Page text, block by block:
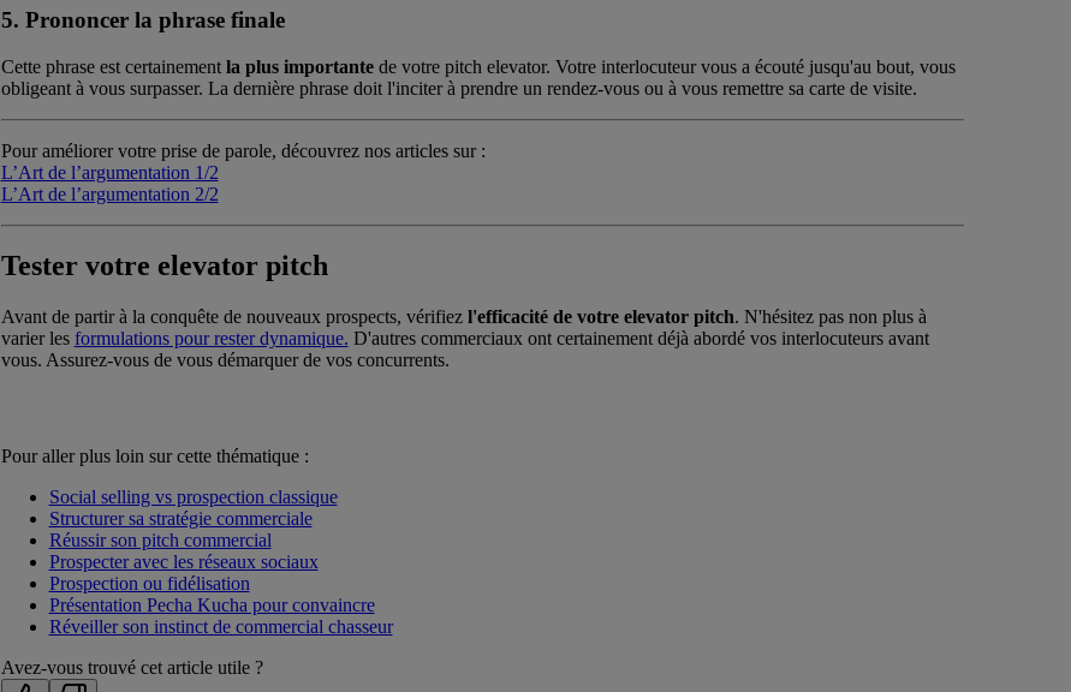
5. Prononcer la phrase finale
Cette phrase est certainement la plus importante de votre pitch elevator. Votre interlocuteur vous a écouté jusqu'au bout, vous
obligeant à vous surpasser. La dernière phrase doit l'inciter à prendre un rendez-vous ou à vous remettre sa carte de visite.
Pour améliorer votre prise de parole, découvrez nos articles sur :
L’Art de l’argumentation 1/2
L’Art de l’argumentation 2/2
Tester votre elevator pitch
Avant de partir à la conquête de nouveaux prospects, vérifiez l'efficacité de votre elevator pitch. N'hésitez pas non plus à
varier les formulations pour rester dynamique. D'autres commerciaux ont certainement déjà abordé vos interlocuteurs avant
vous. Assurez-vous de vous démarquer de vos concurrents.
Pour aller plus loin sur cette thématique :
Social selling vs prospection classique
Structurer sa stratégie commerciale
Réussir son pitch commercial
Prospecter avec les réseaux sociaux
Prospection ou fidélisation
Présentation Pecha Kucha pour convaincre
Réveiller son instinct de commercial chasseur
Avez-vous trouvé cet article utile ?